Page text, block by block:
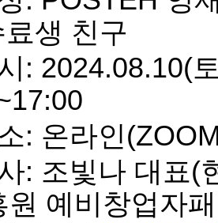
생 친구
: 2024.08.10(
: 온라인
: 조빛나 대표(
원 예비창업자